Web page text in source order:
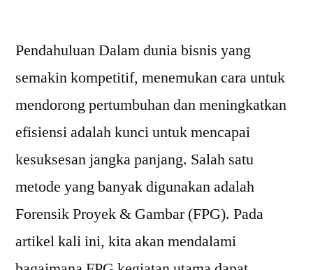
Pendahuluan Dalam dunia bisnis yang
semakin kompetitif, menemukan cara untuk
mendorong pertumbuhan dan meningkatkan
efisiensi adalah kunci untuk mencapai
kesuksesan jangka panjang. Salah satu
metode yang banyak digunakan adalah
Forensik Proyek & Gambar (FPG). Pada
artikel kali ini, kita akan mendalami